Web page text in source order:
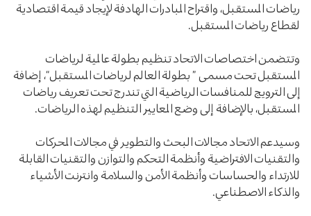
رياضات المستقبل، واقتراح المبادرات الهادفة لإيجاد قيمة اقتصادية
لقطاع رياضات المستقبل.
وتتضمن اختصاصات الاتحاد تنظيم بطولة عالمية لرياضات
المستقبل تحت مسمى ” بطولة العالم لرياضات المستقبل“، إضافة
إلى الترويج للمنافسات الرياضية التي تندرج تحت تعريف رياضات
المستقبل، بالإضافة إلى وضع المعايير التنظيم لهذه الرياضات.
وسيدعم الاتحاد مجالات البحث والتطوير في مجالات المحركات
والتقنيات الافتراضية وأنظمة التحكم والتوازن والتقنيات القابلة
للارتداء والحساسات وأنظمة الأمن والسلامة وانترنت الأشياء
والذكاء الاصطناعي.